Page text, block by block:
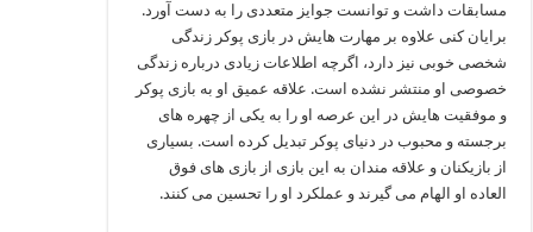
مسابقات داشت و توانست جوایز متعددی را به دست آورد.
برایان کنی علاوه بر مهارت‌ هایش در بازی پوکر زندگی
شخصی خوبی نیز دارد، اگرچه اطلاعات زیادی درباره زندگی
خصوصی او منتشر نشده است. علاقه عمیق او به بازی پوکر
و موفقیت‌ هایش در این عرصه او را به یکی از چهره‌ های
برجسته و محبوب در دنیای پوکر تبدیل کرده است. بسیاری
از بازیکنان و علاقه‌ مندان به این بازی از بازی‌ های فوق‌
العاده او الهام می‌ گیرند و عملکرد او را تحسین می‌ کنند.